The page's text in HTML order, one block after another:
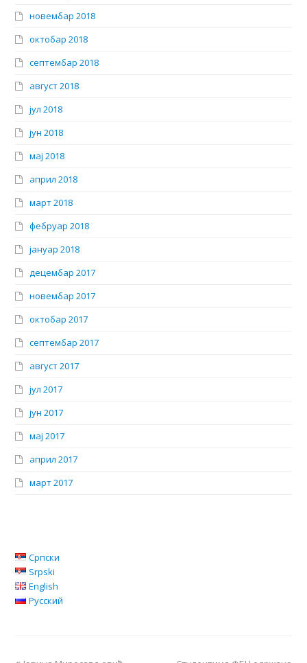
новембар 2018
октобар 2018
септембар 2018
август 2018
јул 2018
јун 2018
мај 2018
април 2018
март 2018
фебруар 2018
јануар 2018
децембар 2017
новембар 2017
октобар 2017
септембар 2017
август 2017
јул 2017
јун 2017
мај 2017
април 2017
март 2017
Српски
Srpski
English
Русский